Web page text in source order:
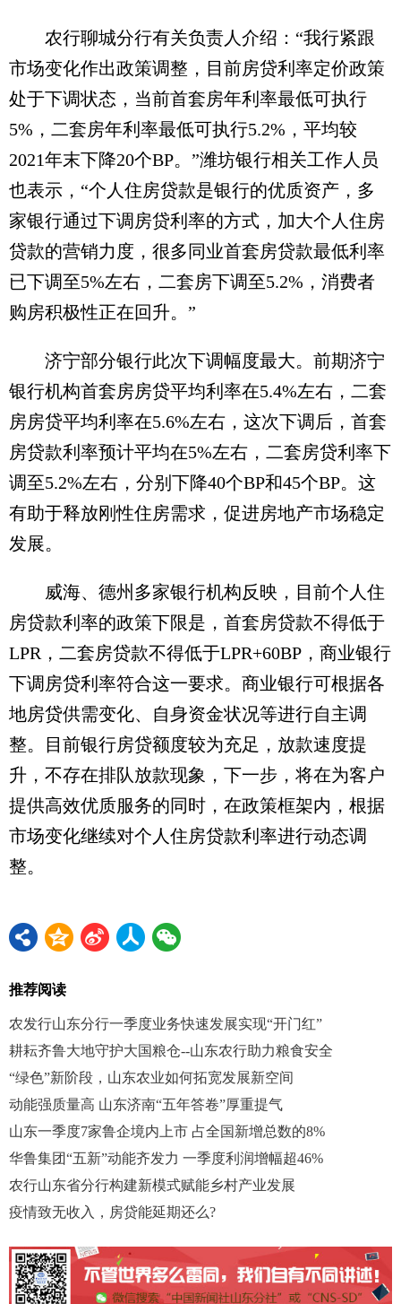
农行聊城分行有关负责人介绍：“我行紧跟
市场变化作出政策调整，目前房贷利率定价政策
处于下调状态，当前首套房年利率最低可执行
5%，二套房年利率最低可执行5.2%，平均较
2021年末下降20个BP。”潍坊银行相关工作人员
也表示，“个人住房贷款是银行的优质资产，多
家银行通过下调房贷利率的方式，加大个人住房
贷款的营销力度，很多同业首套房贷款最低利率
已下调至5%左右，二套房下调至5.2%，消费者
购房积极性正在回升。”
济宁部分银行此次下调幅度最大。前期济宁
银行机构首套房房贷平均利率在5.4%左右，二套
房房贷平均利率在5.6%左右，这次下调后，首套
房贷款利率预计平均在5%左右，二套房贷利率下
调至5.2%左右，分别下降40个BP和45个BP。这
有助于释放刚性住房需求，促进房地产市场稳定
发展。
威海、德州多家银行机构反映，目前个人住
房贷款利率的政策下限是，首套房贷款不得低于
LPR，二套房贷款不得低于LPR+60BP，商业银行
下调房贷利率符合这一要求。商业银行可根据各
地房贷供需变化、自身资金状况等进行自主调
整。目前银行房贷额度较为充足，放款速度提
升，不存在排队放款现象，下一步，将在为客户
提供高效优质服务的同时，在政策框架内，根据
市场变化继续对个人住房贷款利率进行动态调
整。
推荐阅读
农发行山东分行一季度业务快速发展实现“开门红”
耕耘齐鲁大地守护大国粮仓--山东农行助力粮食安全
“绿色”新阶段，山东农业如何拓宽发展新空间
动能强质量高 山东济南“五年答卷”厚重提气
山东一季度7家鲁企境内上市 占全国新增总数的8%
华鲁集团“五新”动能齐发力 一季度利润增幅超46%
农行山东省分行构建新模式赋能乡村产业发展
疫情致无收入，房贷能延期还么?